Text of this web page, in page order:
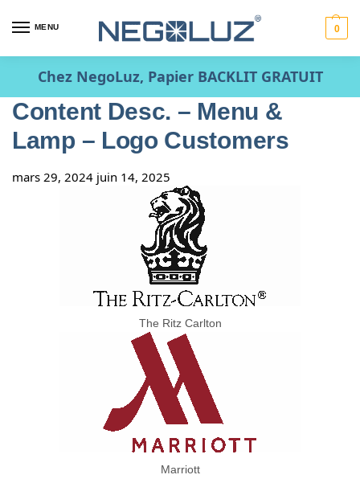
MENU 0
Chez NegoLuz, Papier BACKLIT GRATUIT
Content Desc. – Menu &
Lamp – Logo Customers
mars 29, 2024 juin 14, 2025
The Ritz Carlton
Marriott